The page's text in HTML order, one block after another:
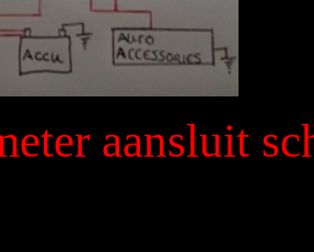
aansluit